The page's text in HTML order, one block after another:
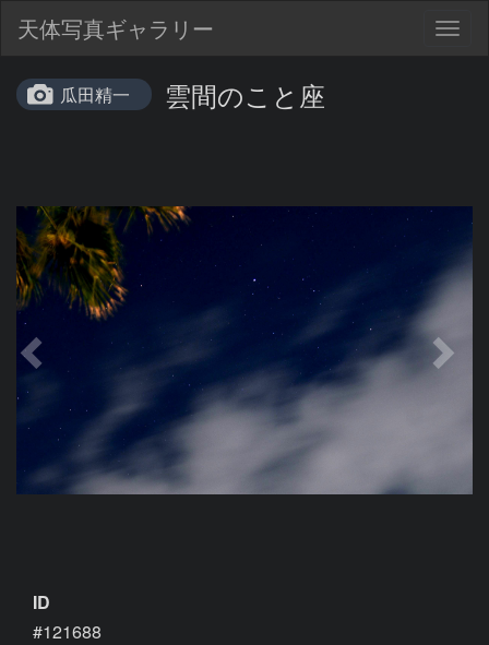
天体写真ギャラリー
瓜田精一 雲間のこと座
ID
#121688